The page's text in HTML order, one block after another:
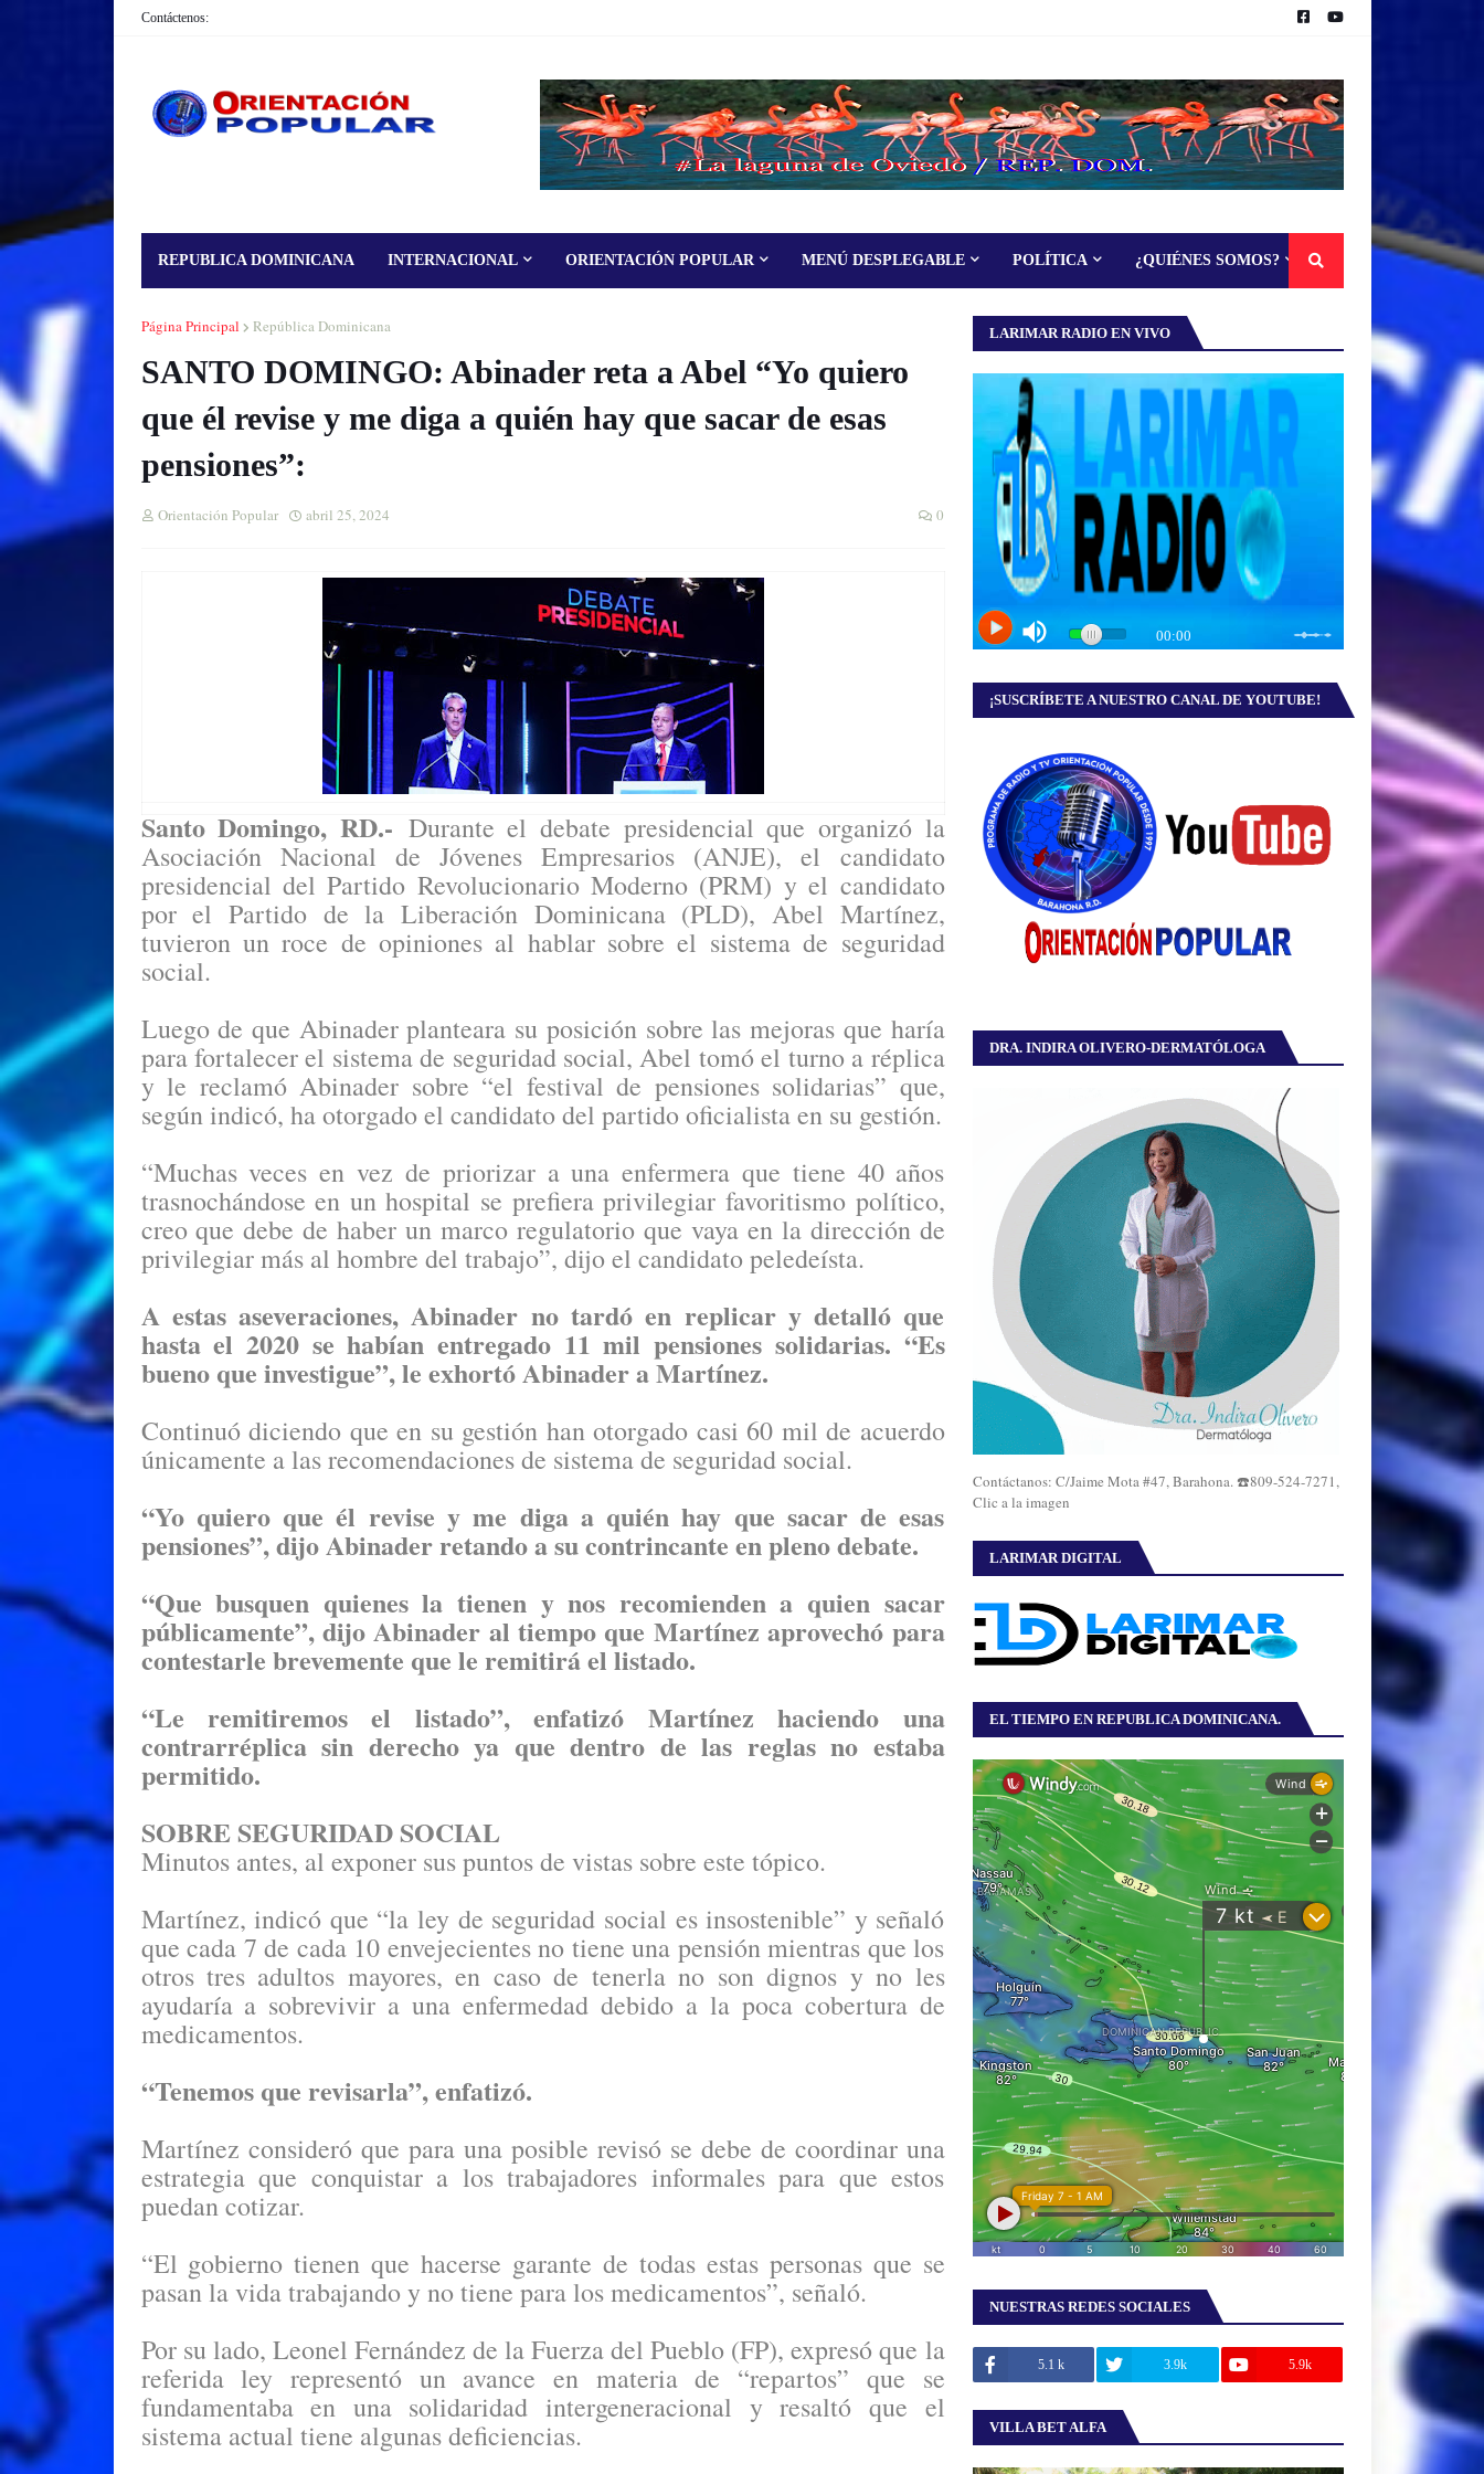
Contáctenos:
REPUBLICA DOMINICANA INTERNACIONAL ORIENTACIÓN POPULAR MENÚ DESPLEGABLE POLÍTICA ¿QUIÉNES SOMOS?
Página Principal República Dominicana
SANTO DOMINGO: Abinader reta a Abel “Yo quiero
que él revise y me diga a quién hay que sacar de esas
pensiones”:
Orientación Popular abril 25, 2024 0
Santo Domingo, RD.- Durante el debate presidencial que organizó la
Asociación Nacional de Jóvenes Empresarios (ANJE), el candidato
presidencial del Partido Revolucionario Moderno (PRM) y el candidato
por el Partido de la Liberación Dominicana (PLD), Abel Martínez,
tuvieron un roce de opiniones al hablar sobre el sistema de seguridad
social.
Luego de que Abinader planteara su posición sobre las mejoras que haría
para fortalecer el sistema de seguridad social, Abel tomó el turno a réplica
y le reclamó Abinader sobre “el festival de pensiones solidarias” que,
según indicó, ha otorgado el candidato del partido oficialista en su gestión.
“Muchas veces en vez de priorizar a una enfermera que tiene 40 años
trasnochándose en un hospital se prefiera privilegiar favoritismo político,
creo que debe de haber un marco regulatorio que vaya en la dirección de
privilegiar más al hombre del trabajo”, dijo el candidato peledeísta.
A estas aseveraciones, Abinader no tardó en replicar y detalló que
hasta el 2020 se habían entregado 11 mil pensiones solidarias. “Es
bueno que investigue”, le exhortó Abinader a Martínez.
Continuó diciendo que en su gestión han otorgado casi 60 mil de acuerdo
únicamente a las recomendaciones de sistema de seguridad social.
“Yo quiero que él revise y me diga a quién hay que sacar de esas
pensiones”, dijo Abinader retando a su contrincante en pleno debate.
“Que busquen quienes la tienen y nos recomienden a quien sacar
públicamente”, dijo Abinader al tiempo que Martínez aprovechó para
contestarle brevemente que le remitirá el listado.
“Le remitiremos el listado”, enfatizó Martínez haciendo una
contrarréplica sin derecho ya que dentro de las reglas no estaba
permitido.
SOBRE SEGURIDAD SOCIAL
Minutos antes, al exponer sus puntos de vistas sobre este tópico.
Martínez, indicó que “la ley de seguridad social es insostenible” y señaló
que cada 7 de cada 10 envejecientes no tiene una pensión mientras que los
otros tres adultos mayores, en caso de tenerla no son dignos y no les
ayudaría a sobrevivir a una enfermedad debido a la poca cobertura de
medicamentos.
“Tenemos que revisarla”, enfatizó.
Martínez consideró que para una posible revisó se debe de coordinar una
estrategia que conquistar a los trabajadores informales para que estos
puedan cotizar.
“El gobierno tienen que hacerse garante de todas estas personas que se
pasan la vida trabajando y no tiene para los medicamentos”, señaló.
Por su lado, Leonel Fernández de la Fuerza del Pueblo (FP), expresó que la
referida ley representó un avance en materia de “repartos” que se
fundamentaba en una solidaridad intergeneracional y resaltó que el
sistema actual tiene algunas deficiencias.
LARIMAR RADIO EN VIVO
¡SUSCRÍBETE A NUESTRO CANAL DE YOUTUBE!
DRA. INDIRA OLIVERO-DERMATÓLOGA
Contáctanos: C/Jaime Mota #47, Barahona. ☎️809-524-7271,
Clic a la imagen
LARIMAR DIGITAL
EL TIEMPO EN REPUBLICA DOMINICANA.
NUESTRAS REDES SOCIALES
5.1 k 3.9k 5.9k
VILLA BET ALFA